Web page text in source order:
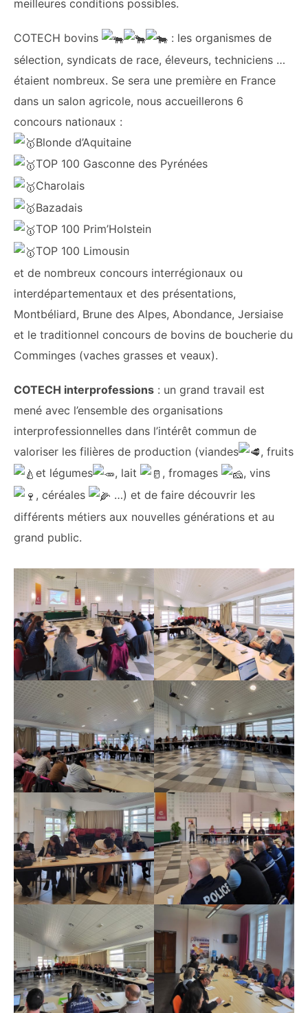
meilleures conditions possibles.
COTECH bovins
: les organismes de
sélection, syndicats de race, éleveurs, techniciens …
étaient nombreux. Se sera une première en France
dans un salon agricole, nous accueillerons 6
concours nationaux :
Blonde d’Aquitaine
TOP 100 Gasconne des Pyrénées
Charolais
Bazadais
TOP 100 Prim’Holstein
TOP 100 Limousin
et de nombreux concours interrégionaux ou
interdépartementaux et des présentations,
Montbéliard, Brune des Alpes, Abondance, Jersiaise
et le traditionnel concours de bovins de boucherie du
Comminges (vaches grasses et veaux).
COTECH interprofessions️ : un grand travail est
mené avec l’ensemble des organisations
interprofessionnelles dans l’intérêt commun de
valoriser les filières de production (viandes
, fruits
et légumes
, lait , fromages
, vins
, céréales
…) et de faire découvrir les
différents métiers aux nouvelles générations et au
grand public.